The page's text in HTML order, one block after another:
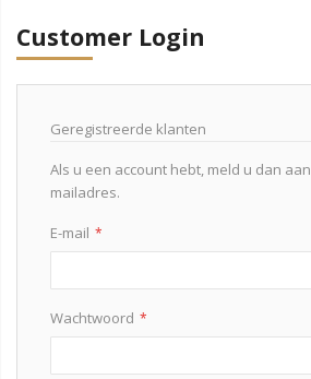
Customer Login
Geregistreerde klanten
Als u een account hebt, meld u dan
mailadres.
E-mail
Wachtwoord